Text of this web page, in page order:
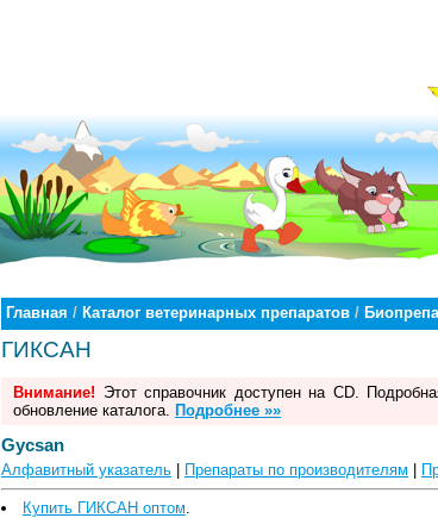
Главная / Каталог ветеринарных препаратов /
ГИКСАН
Внимание! Этот справочник доступен на CD.
обновление каталога. Подробнее »»
Gycsan
Алфавитный указатель Препараты по производителям
Купить ГИКСАН оптом